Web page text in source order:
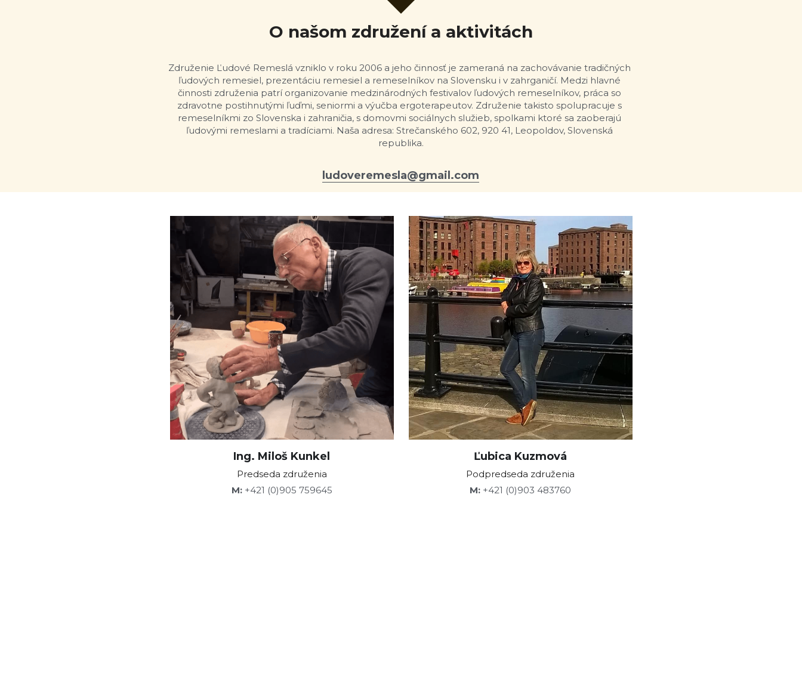
O našom združení a aktivitách
Združenie Ľudové Remeslá vzniklo v roku 2006 a jeho činnosť je zameraná na zachovávanie tradičných
ľudových remesiel, prezentáciu remesiel a remeselníkov na Slovensku i v zahrganičí. Medzi hlavné
činnosti združenia patrí organizovanie medzinárodných festivalov ľudových remeselníkov, práca so
zdravotne postihnutými ľuďmi, seniormi a výučba ergoterapeutov. Združenie takisto spolupracuje s
remeselníkmi zo Slovenska i zahraničia, s domovmi sociálnych služieb, spolkami ktoré sa zaoberajú
ľudovými remeslami a tradíciami. Naša adresa: Strečanského 602, 920 41, Leopoldov, Slovenská
republika.
ludoveremesla@gmail.com
Ing. Miloš Kunkel
Predseda združenia
M: +421 (0)905 759645
Ľubica Kuzmová
Podpredseda združenia
M: +421 (0)903 483760